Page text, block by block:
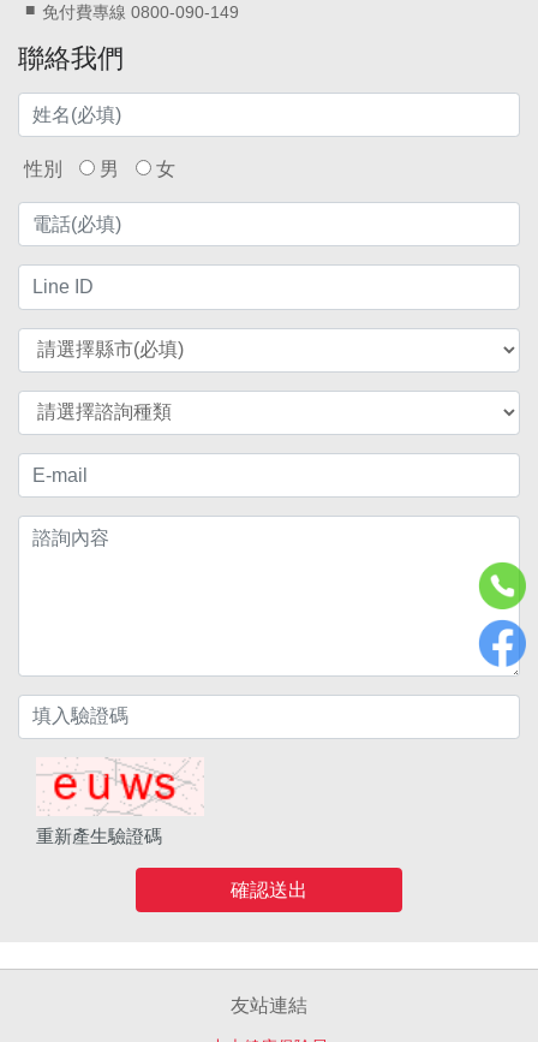
免付費專線 0800-090-149
聯絡我們
性別 男 女
重新產生驗證碼
確認送出
友站連結